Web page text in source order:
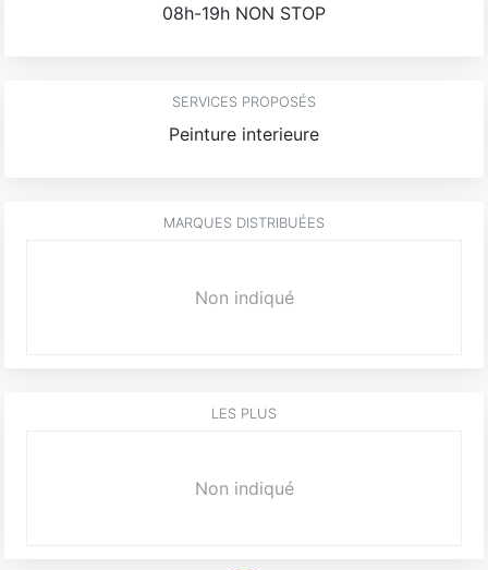
08h-19h NON STOP
SERVICES PROPOSÉS
Peinture interieure
MARQUES DISTRIBUÉES
Non indiqué
LES PLUS
Non indiqué